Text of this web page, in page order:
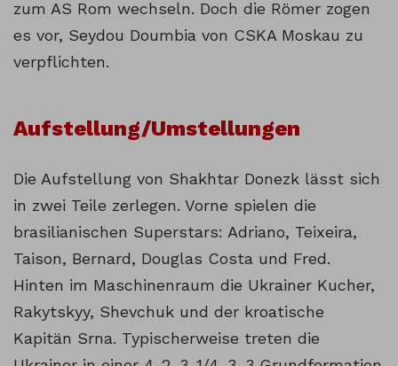
zum AS Rom wechseln. Doch die Römer zogen
es vor, Seydou Doumbia von CSKA Moskau zu
verpflichten.
Aufstellung/Umstellungen
Die Aufstellung von Shakhtar Donezk lässt sich
in zwei Teile zerlegen. Vorne spielen die
brasilianischen Superstars: Adriano, Teixeira,
Taison, Bernard, Douglas Costa und Fred.
Hinten im Maschinenraum die Ukrainer Kucher,
Rakytskyy, Shevchuk und der kroatische
Kapitän Srna. Typischerweise treten die